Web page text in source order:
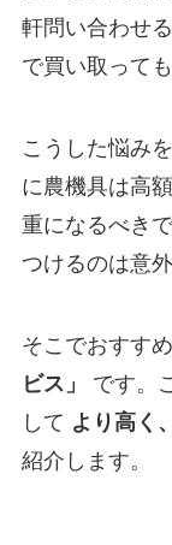
軒問い合わせ
で買い取って
こうした悩み
に農機具は高
重になるべき
つけるのは意外
そこでおすす
ビス」
です。
して より高く
紹介します。